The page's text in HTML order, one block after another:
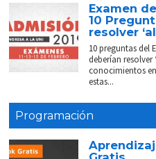
Examen
10
resolver
10 preguntas del
deberían resolver
conocimientos
estas...
Programación